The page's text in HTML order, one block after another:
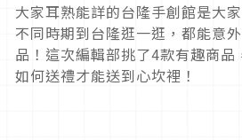
大家耳熟能詳的台隆手創館是大
不同時期到台隆逛一逛，都能意
品！這次編輯部挑了4款有趣商品
如何送禮才能送到心坎裡！